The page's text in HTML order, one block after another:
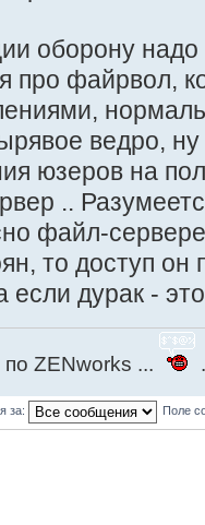
оборону надо
про файрвол,
ведро,
юзеров на
..
файл-
то доступ он
если дурак -
ZENworks ...
за: Поле